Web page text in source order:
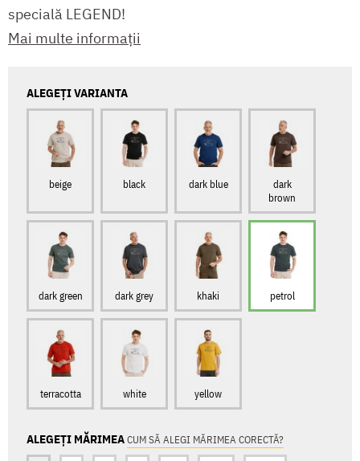
specială LEGEND!
Mai multe informații
ALEGEȚI VARIANTA
beige black dark blue
dark
brown
dark green dark grey khaki petrol
terracotta white yellow
ALEGEȚI MĂRIMEACUM SĂ ALEGI MĂRIMEA CORECTĂ?